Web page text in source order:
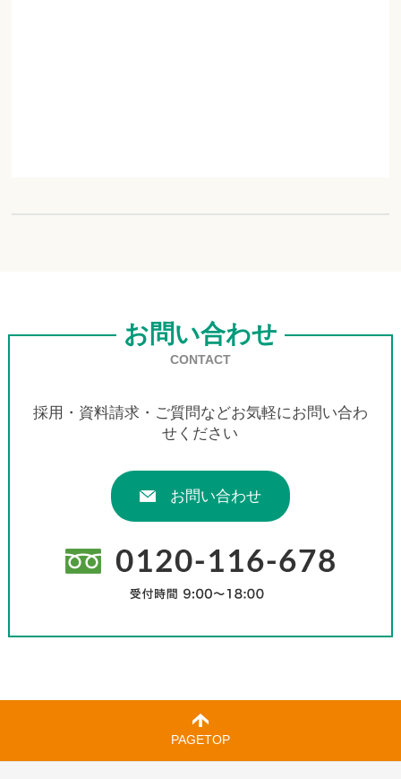
お問い合わせ
CONTACT
採用・資料請求・ご質問などお気軽にお問い合わ
せください
お問い合わせ
PAGETOP